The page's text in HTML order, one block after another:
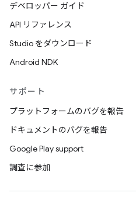
デベロッパー ガイド
API リファレンス
Studio をダウンロード
Android NDK
サポート
プラットフォームのバグを報告
ドキュメントのバグを報告
Google Play support
調査に参加